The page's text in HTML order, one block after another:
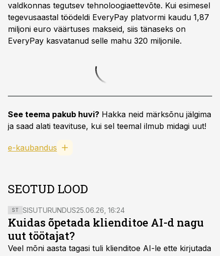
valdkonnas tegutsev tehnoloogiaettevõte. Kui esimesel
tegevusaastal töödeldi EveryPay platvormi kaudu 1,87
miljoni euro väärtuses makseid, siis tänaseks on
EveryPay kasvatanud selle mahu 320 miljonile.
See teema pakub huvi? Hakka neid märksõnu jälgima
ja saad alati teavituse, kui sel teemal ilmub midagi uut!
e-kaubandus
SEOTUD LOOD
ST SISUTURUNDUS25.06.26, 16:24
Kuidas õpetada klienditoe AI-d nagu
uut töötajat?
Veel mõni aasta tagasi tuli klienditoe AI-le ette kirjutada